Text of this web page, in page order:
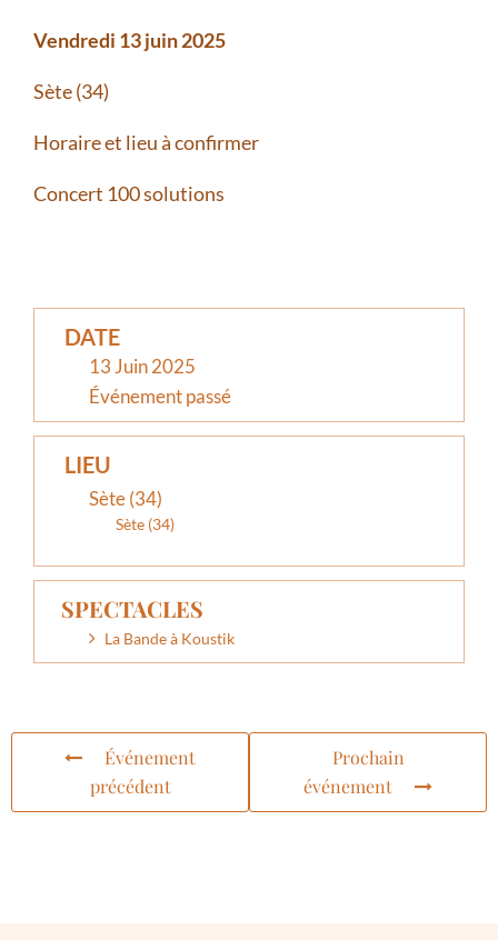
Vendredi 13 juin 2025
Sète (34)
Horaire et lieu à confirmer
Concert 100 solutions
DATE
13 Juin 2025
Événement passé
LIEU
Sète (34)
Sète (34)
SPECTACLES
La Bande à Koustik
Événement
précédent
Prochain
événement